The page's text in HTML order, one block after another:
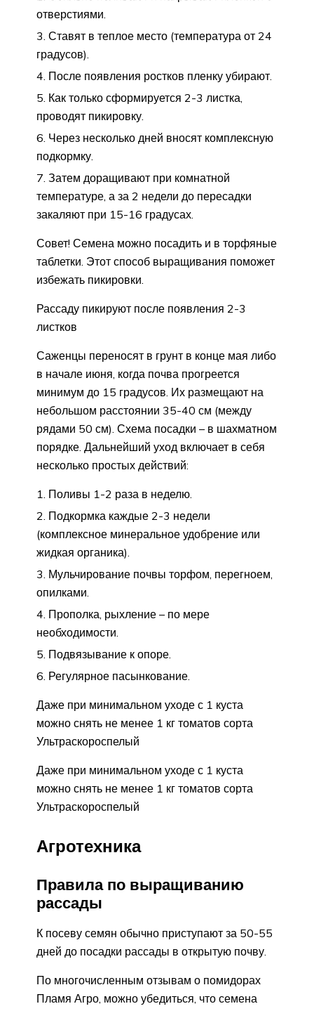
отверстиями.
Ставят в теплое место (температура от 24
градусов).
После появления ростков пленку убирают.
Как только сформируется 2-3 листка,
проводят пикировку.
Через несколько дней вносят комплексную
подкормку.
Затем доращивают при комнатной
температуре, а за 2 недели до пересадки
закаляют при 15-16 градусах.
Совет! Семена можно посадить и в торфяные
таблетки. Этот способ выращивания поможет
избежать пикировки.
Рассаду пикируют после появления 2-3
листков
Саженцы переносят в грунт в конце мая либо
в начале июня, когда почва прогреется
минимум до 15 градусов. Их размещают на
небольшом расстоянии 35-40 см (между
рядами 50 см). Схема посадки – в шахматном
порядке. Дальнейший уход включает в себя
несколько простых действий:
Поливы 1-2 раза в неделю.
Подкормка каждые 2-3 недели
(комплексное минеральное удобрение или
жидкая органика).
Мульчирование почвы торфом, перегноем,
опилками.
Прополка, рыхление – по мере
необходимости.
Подвязывание к опоре.
Регулярное пасынкование.
Даже при минимальном уходе с 1 куста
можно снять не менее 1 кг томатов сорта
Ультраскороспелый
Даже при минимальном уходе с 1 куста
можно снять не менее 1 кг томатов сорта
Ультраскороспелый
Агротехника
Правила по выращиванию
рассады
К посеву семян обычно приступают за 50-55
дней до посадки рассады в открытую почву.
По многочисленным отзывам о помидорах
Пламя Агро, можно убедиться, что семена